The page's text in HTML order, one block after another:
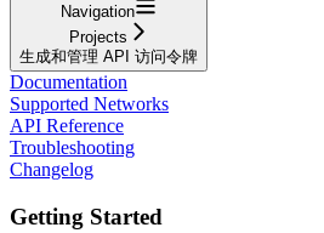
Navigation
Projects
生成和管理 API 访问令牌
Documentation
Supported Networks
API Reference
Troubleshooting
Changelog
Getting Started